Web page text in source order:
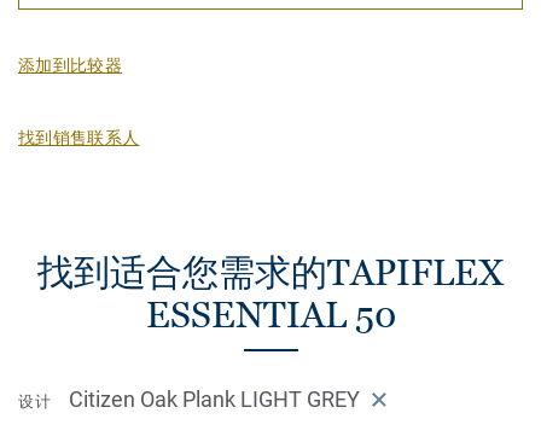
添加到比较器
找到销售联系人
找到适合您需求的TAPIFLEX
ESSENTIAL 50
设计 Citizen Oak Plank LIGHT GREY